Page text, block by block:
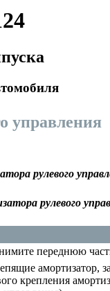
управления
рулевого
рулевого
переднюю
амортизатор,
крепления